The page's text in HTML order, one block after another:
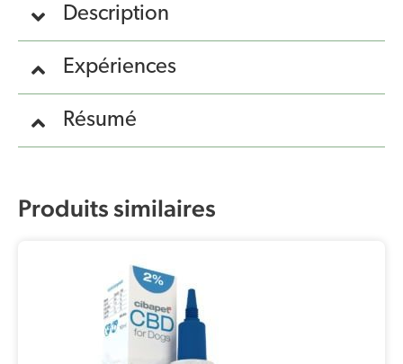
Description
Expériences
Résumé
Produits similaires
initial
était :
€16,50.
prix
actuel
est :
€8,25.